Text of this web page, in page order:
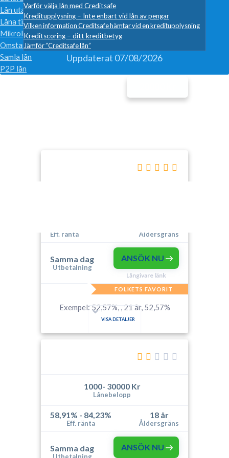
Lån utan säkerhet
Låna till kontantinsats
Mikrolån
Omstartslån
Samla lån
P2P lån
Varför välja lån med Creditsafe
Kreditupplysning – Inte enbart vid lån av pengar
Vilken information Creditsafe hämtar vid en kreditupplysning
Kreditscoring – ditt kreditbetyg
Jämför ”Creditsafe lån”
Uppdaterat 07/08/2026
Eff. ränta Åldersgräns
Samma dag
Utbetalning
ANSÖK NU
Långivare länk
FOLKETS FAVORIT
Exempel: 52,57%, , 21 år, 52,57%
VISA DETALJER
1000- 30000 Kr
Lånebelopp
58,91% - 84,23%
Eff. ränta
18 år
Åldersgräns
Samma dag ANSÖK NU